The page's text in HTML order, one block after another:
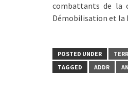
combattants de la
Démobilisation et la
POSTED UNDER
TAGGED
ADDR